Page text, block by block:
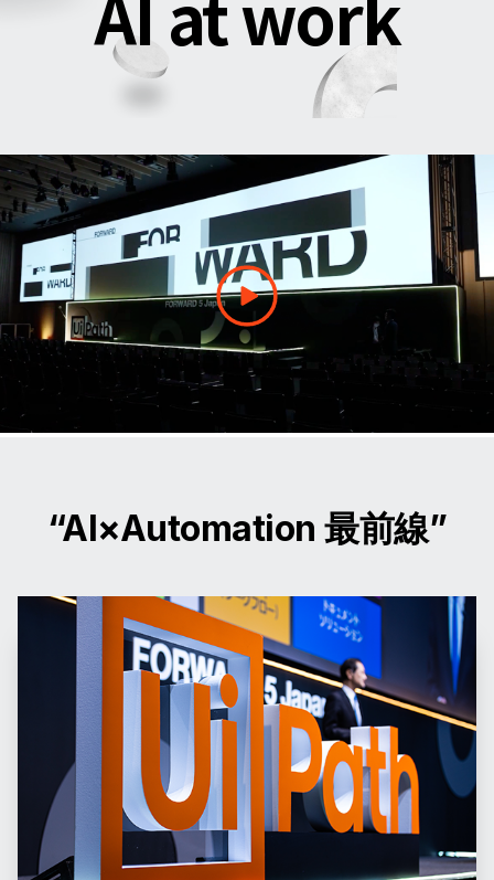
“AI×Automation 最前線”